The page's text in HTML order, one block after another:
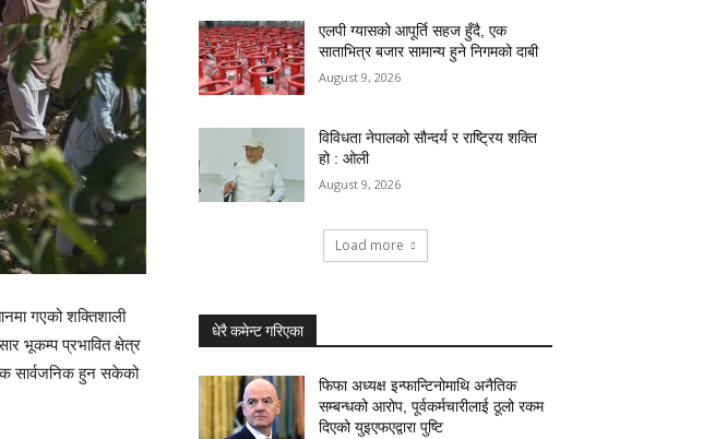
गएको शक्तिशाली
भूकम्प प्रभावित क्षेत्र
सार्वजनिक हुन सकेको
एलपी ग्यासको आपूर्ति सहज हुँदै, एक
साताभित्र बजार सामान्य हुने निगमको दाबी
August 9, 2026
विविधता नेपालको सौन्दर्य र राष्ट्रिय शक्ति
हो : ओली
August 9, 2026
Load more
धेरै कमेन्ट गरिएका
फिफा अध्यक्ष इन्फान्टिनोमाथि अनैतिक
सम्बन्धको आरोप, पूर्वकर्मचारीलाई ठूलो रकम
दिएको युइएफएद्वारा पुष्टि